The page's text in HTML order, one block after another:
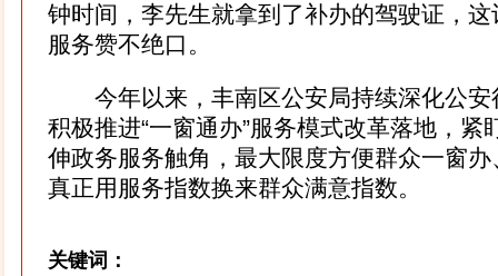
钟时间，李先生就拿到了补办的驾驶证，
服务赞不绝口。
今年以来，丰南区公安局持续深化公安
积极推进“一窗通办”服务模式改革落地，紧
伸政务服务触角，最大限度方便群众一窗
真正用服务指数换来群众满意指数。
关键词：